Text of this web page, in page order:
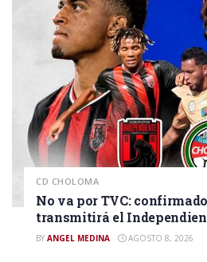
CD CHOLOMA
No va por TVC:
transmitirá el
BY ANGEL MEDINA AGOSTO 8, 2026